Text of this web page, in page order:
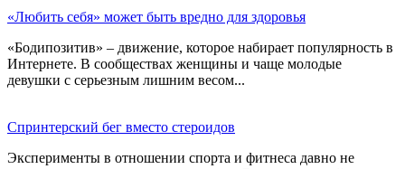
«Любить себя» может быть вредно для здоровья
«Бодипозитив» – движение, которое набирает популярность в
Интернете. В сообществах женщины и чаще молодые
девушки с серьезным лишним весом...
Спринтерский бег вместо стероидов
Эксперименты в отношении спорта и фитнеса давно не